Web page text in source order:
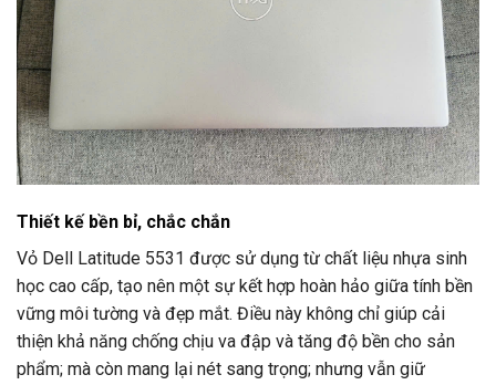
Thiết kế bền bỉ, chắc chắn
Vỏ Dell Latitude 5531 được sử dụng từ chất liệu nhựa sinh
học cao cấp, tạo nên một sự kết hợp hoàn hảo giữa tính bền
vững môi tường và đẹp mắt. Điều này không chỉ giúp cải
thiện khả năng chống chịu va đập và tăng độ bền cho sản
phẩm; mà còn mang lại nét sang trọng; nhưng vẫn giữ